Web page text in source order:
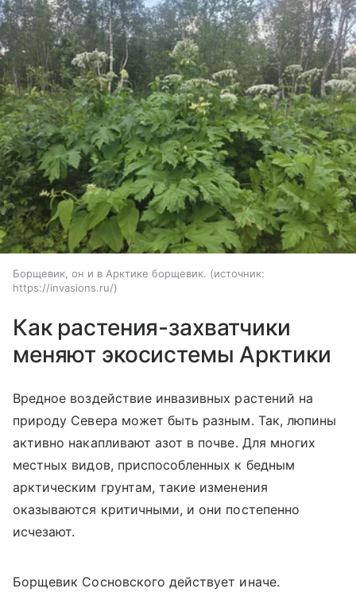
Борщевик, он и в Арктике борщевик.
источник:
https://invasions.ru/
Как растения-захватчики
меняют экосистемы Арктики
Вредное воздействие инвазивных растений на
природу Севера может быть разным. Так, люпины
активно накапливают азот в почве. Для многих
местных видов, приспособленных к бедным
арктическим грунтам, такие изменения
оказываются критичными, и они постепенно
исчезают.
Борщевик Сосновского действует иначе.